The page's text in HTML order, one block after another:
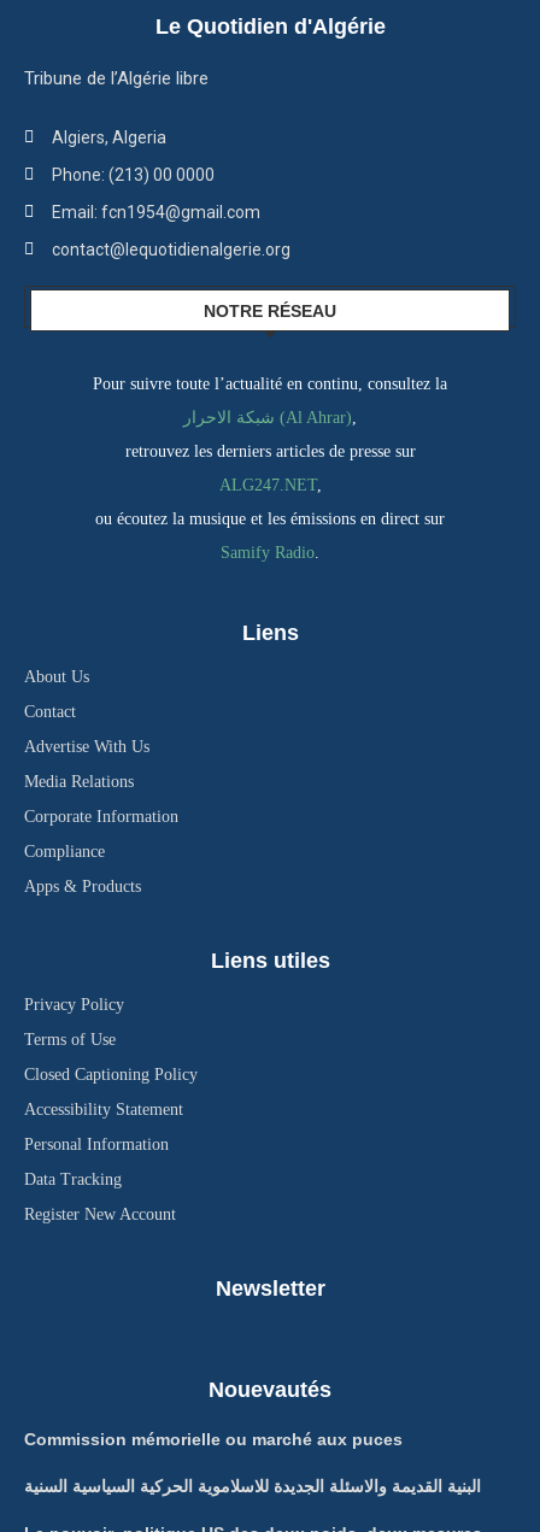
Le Quotidien d'Algérie
Tribune de l’Algérie libre
Algiers, Algeria
Phone: (213) 00 0000
Email: fcn1954@gmail.com
contact@lequotidienalgerie.org
NOTRE RÉSEAU
Pour suivre toute l’actualité en continu, consultez la
شبكة الاحرار (Al Ahrar),
retrouvez les derniers articles de presse sur
ALG247.NET,
ou écoutez la musique et les émissions en direct sur
Samify Radio.
Liens
About Us
Contact
Advertise With Us
Media Relations
Corporate Information
Compliance
Apps & Products
Liens utiles
Privacy Policy
Terms of Use
Closed Captioning Policy
Accessibility Statement
Personal Information
Data Tracking
Register New Account
Newsletter
Nouevautés
Commission mémorielle ou marché aux puces
البنية القديمة والاسئلة الجديدة للاسلاموية الحركية السياسية السنية